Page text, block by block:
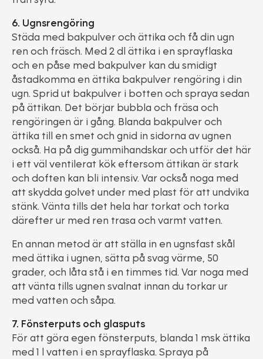
6. Ugnsrengöring
Städa med bakpulver och ättika och få din ugn
ren och fräsch. Med 2 dl ättika i en sprayflaska
och en påse med bakpulver kan du smidigt
åstadkomma en ättika bakpulver rengöring i din
ugn. Sprid ut bakpulver i botten och spraya sedan
på ättikan. Det börjar bubbla och fräsa och
rengöringen är i gång. Blanda bakpulver och
ättika till en smet och gnid in sidorna av ugnen
också. Ha på dig gummihandskar och utför det här
i ett väl ventilerat kök eftersom ättikan är stark
och doften kan bli intensiv. Var också noga med
att skydda golvet under med plast för att undvika
stänk. Vänta tills det hela har torkat och torka
därefter ur med ren trasa och varmt vatten.
En annan metod är att ställa in en ugnsfast skål
med ättika i ugnen, sätta på svag värme, 50
grader, och låta stå i en timmes tid. Var noga med
att vänta tills ugnen svalnat innan du torkar ur
med vatten och såpa.
7. Fönsterputs och glasputs
För att göra egen fönsterputs, blanda 1 msk ättika
med 1 l vatten i en sprayflaska. Spraya på